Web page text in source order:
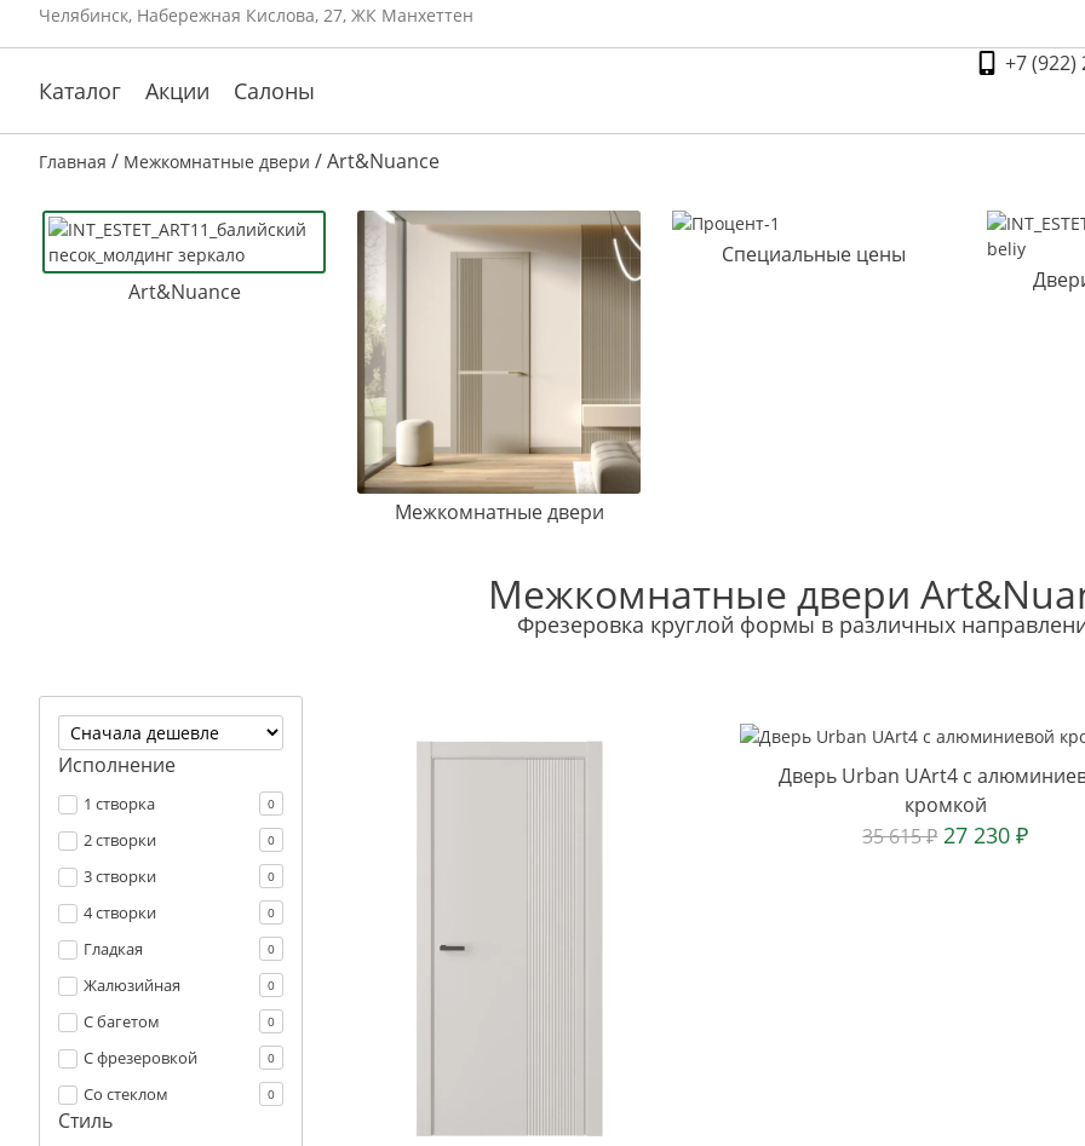
Челябинск, Набережная Кислова, 27, ЖК Манхеттен
Каталог Акции Салоны
+7 (922)
Главная / Межкомнатные двери / Art&Nuance
Art&Nuance
Межкомнатные двери
Специальные цены
Межкомнатные двери
Фрезеровка круглой формы в различных
Исполнение
1 створка 0
2 створки 0
3 створки 0
4 створки 0
Гладкая 0
Жалюзийная 0
С багетом 0
С фрезеровкой 0
Со стеклом 0
Стиль
Дверь Urban UArt4 с
кромкой
35 615₽ 27 230₽